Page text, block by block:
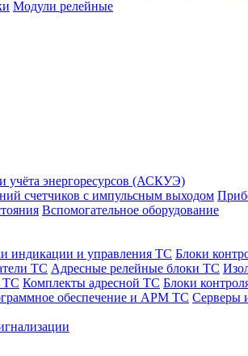
Модули релейные
учёта энергоресурсов (АСКУЭ)
счетчиков с импульсным выходом
Вспомогательное оборудование
индикации и управления ТС Блоки
ТС Адресные релейные блоки ТС
ТС Комплекты адресной ТС Блоки
обеспечение и АРМ ТС Серверы